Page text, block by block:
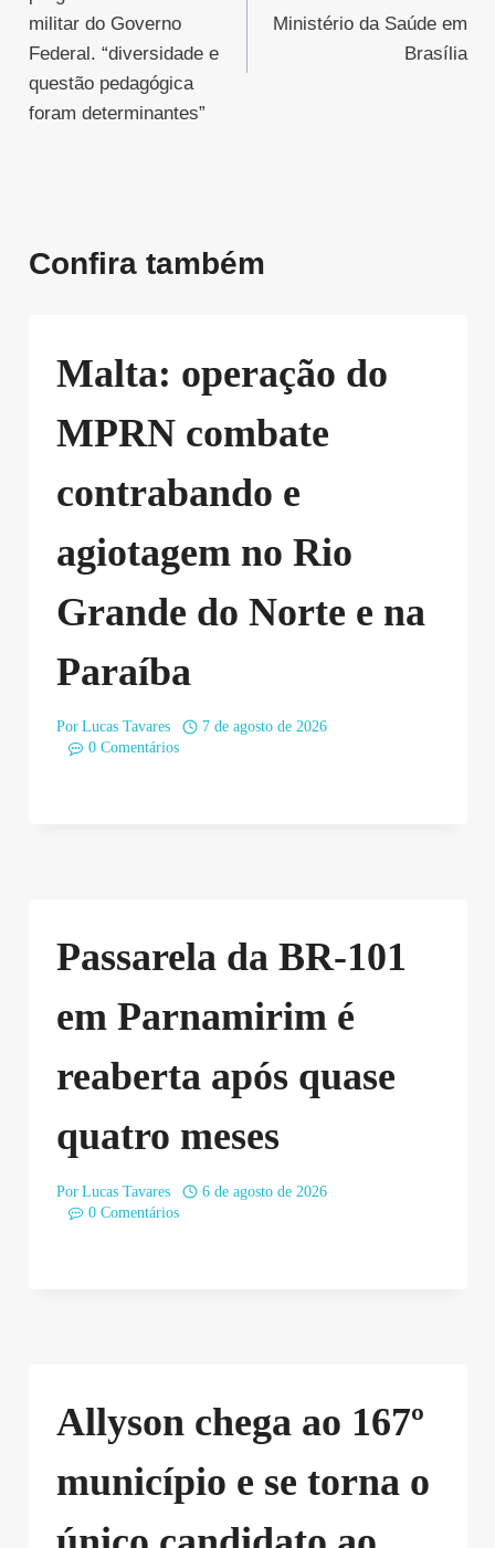
Post
militar do Governo
Federal. “diversidade e
questão pedagógica
foram determinantes”
Ministério da Saúde em
Brasília
Confira também
Malta: operação do
MPRN combate
contrabando e
agiotagem no Rio
Grande do Norte e na
Paraíba
Por Lucas Tavares
7 de agosto de 2026
0 Comentários
Passarela da BR-101
em Parnamirim é
reaberta após quase
quatro meses
Por Lucas Tavares
6 de agosto de 2026
0 Comentários
Allyson chega ao 167º
município e se torna o